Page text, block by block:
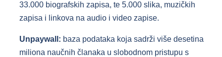
33.000 biografskih zapisa, te 5.000 slika, muzičkih
zapisa i linkova na audio i video zapise.
Unpaywall: baza podataka koja sadrži više desetina
miliona naučnih članaka u slobodnom pristupu s